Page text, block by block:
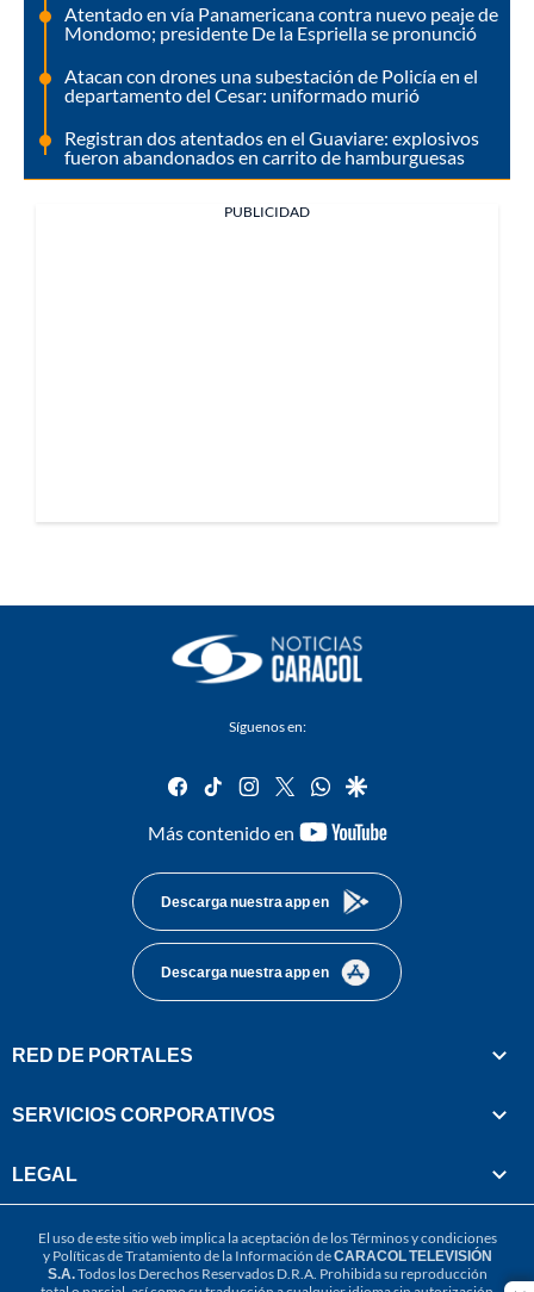
Atentado en vía Panamericana contra nuevo peaje de
Mondomo; presidente De la Espriella se pronunció
Atacan con drones una subestación de Policía en el
departamento del Cesar: uniformado murió
Registran dos atentados en el Guaviare: explosivos
fueron abandonados en carrito de hamburguesas
PUBLICIDAD
Síguenos en:
facebook
tiktok instagram
twitterwhatsapp
google
Más contenido en
youtube-
Descarga nuestra app en
Descarga nuestra app en
RED DE PORTALES
SERVICIOS CORPORATIVOS
LEGAL
El uso de este sitio web implica la aceptación de losTérminos y condiciones
y Políticas de Tratamiento de la Información deCARACOL TELEVISIÓN
S.A.Todos los Derechos Reservados D.R.A. Prohibida su reproducción